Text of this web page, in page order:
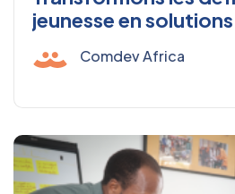
jeunesse en solutions
Comdev Africa